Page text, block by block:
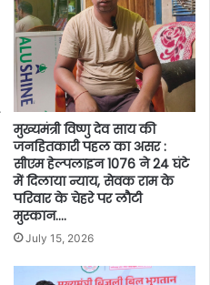
मुख्यमंत्री विष्णु देव साय की
जनहितकारी पहल का असर :
सीएम हेल्पलाइन 1076 ने 24 घंटे
में दिलाया न्याय, सेवक राम के
परिवार के चेहरे पर लौटी
मुस्कान….
July 15, 2026